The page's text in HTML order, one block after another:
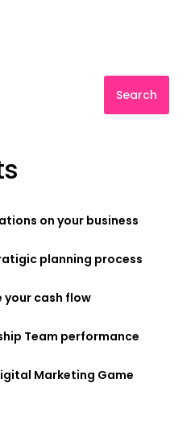
Search
on your business
planning process
your cash flow
Team performance
Marketing Game